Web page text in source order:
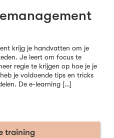
krijg je handvatten om je
Je leert om focus te
regie te krijgen op hoe je je
je voldoende tips en tricks
De e-learning […]
training